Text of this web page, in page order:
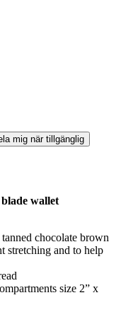
mig när tillgänglig
wallet
chocolate brown
stretching and to help
size 2” x